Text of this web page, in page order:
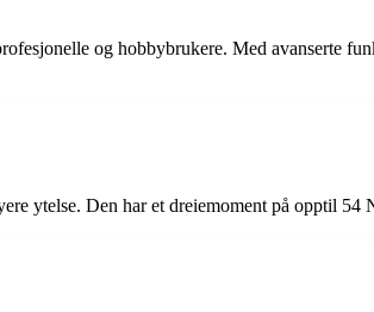
og hobbybrukere. Med avanserte
ytelse. Den har et dreiemoment på opptil 54